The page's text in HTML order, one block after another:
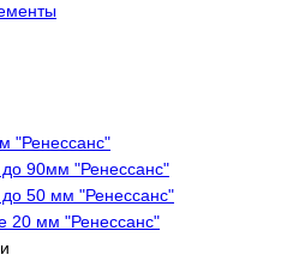
"Ренессанс"
до 90мм "Ренессанс"
до 50 мм "Ренессанс"
20 мм "Ренессанс"